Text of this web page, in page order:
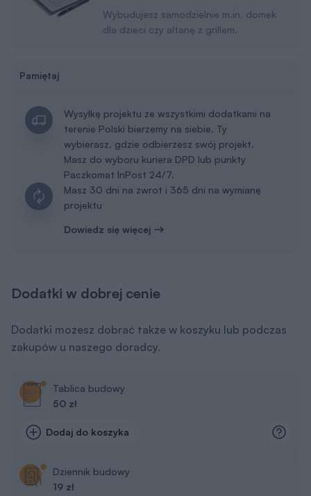
Wybudujesz samodzielnie m.in. domek
dla dzieci czy altanę z grillem.
Pamiętaj
Wysyłkę projektu ze wszystkimi dodatkami na
terenie Polski bierzemy na siebie. Ty
wybierasz, gdzie odbierzesz swój projekt.
Masz do wyboru kuriera DPD lub punkty
Paczkomat InPost 24/7.
Masz 30 dni na zwrot i 365 dni na wymianę
projektu
Dowiedz się więcej
Dodatki w dobrej cenie
Dodatki możesz dobrać także w koszyku lub podczas
zakupów u naszego doradcy.
Tablica budowy
50 zł
Dodaj do koszyka
Dziennik budowy
19 zł